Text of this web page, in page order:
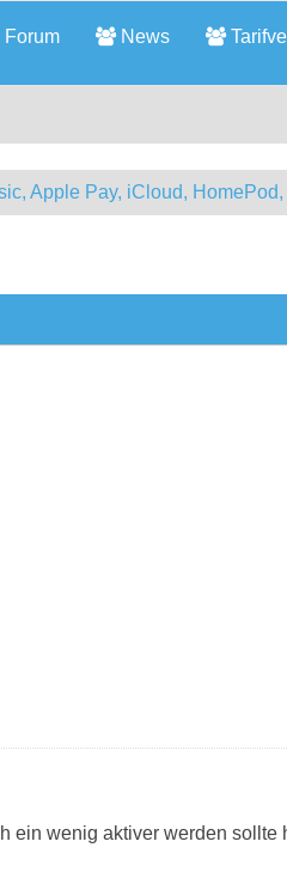
Forum News
Apple Pay, iCloud,
ein wenig aktiver werden